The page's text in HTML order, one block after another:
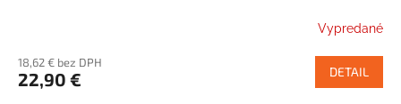
Vypredané
18,62 € bez DPH
22,90 € DETAIL